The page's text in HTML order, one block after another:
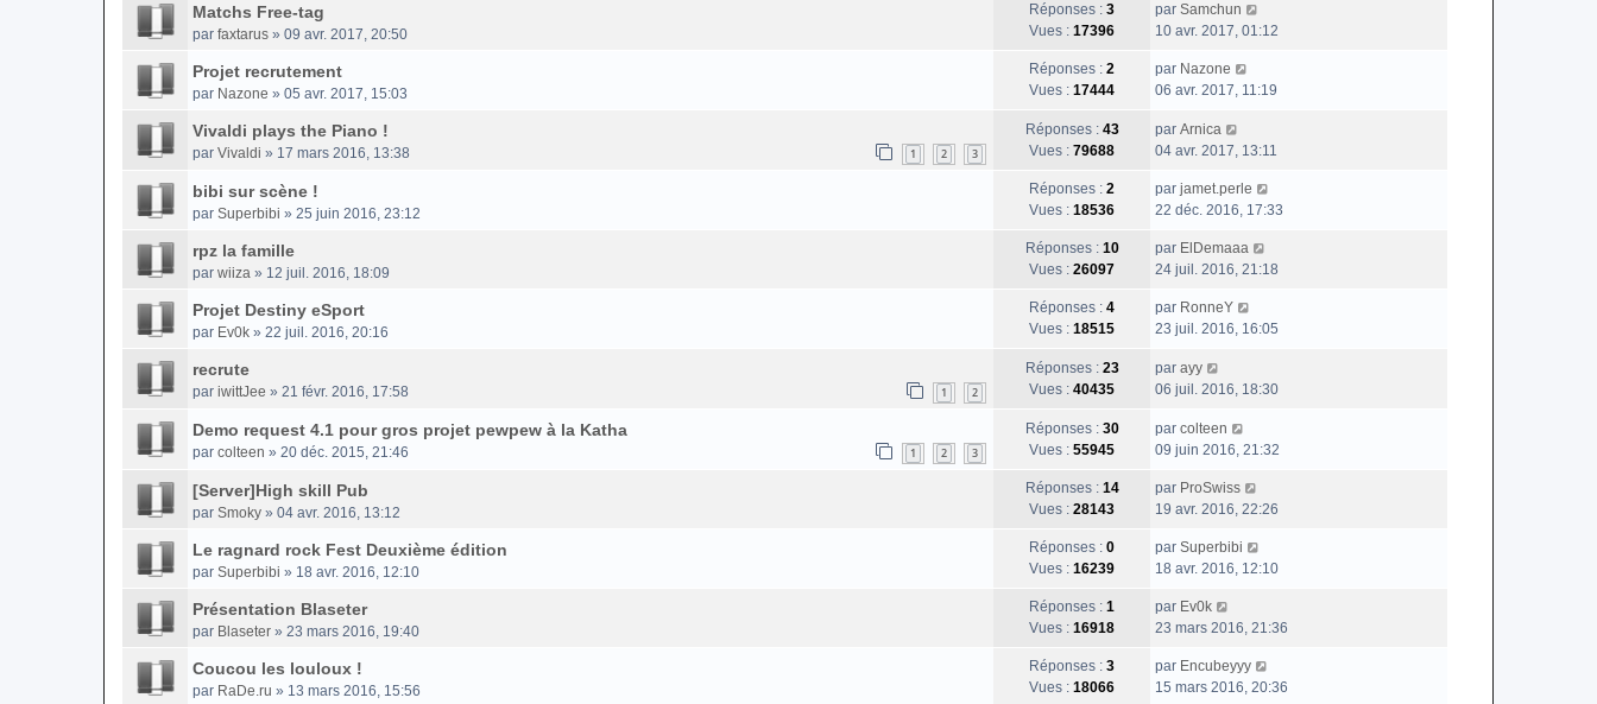
Matchs Free-tag
par faxtarus » 09 avr. 2017, 20:50
Réponses : 3
Vues : 17396
par Samchun
10 avr. 2017, 01:12
Projet recrutement
par Nazone » 05 avr. 2017, 15:03
Réponses : 2
Vues : 17444
par Nazone
06 avr. 2017, 11:19
Vivaldi plays the Piano !
par Vivaldi » 17 mars 2016, 13:38 1 2 3
Réponses : 43
Vues : 79688
par Arnica
04 avr. 2017, 13:11
bibi sur scène !
par Superbibi » 25 juin 2016, 23:12
Réponses : 2
Vues : 18536
par jamet.perle
22 déc. 2016, 17:33
rpz la famille
par wiiza » 12 juil. 2016, 18:09
Réponses : 10
Vues : 26097
par ElDemaaa
24 juil. 2016, 21:18
Projet Destiny eSport
par Ev0k » 22 juil. 2016, 20:16
Réponses : 4
Vues : 18515
par RonneY
23 juil. 2016, 16:05
recrute
par iwittJee » 21 févr. 2016, 17:58 1 2
Réponses : 23
Vues : 40435
par ayy
06 juil. 2016, 18:30
Demo request 4.1 pour gros projet pewpew à la Katha
par colteen » 20 déc. 2015, 21:46 1 2 3
Réponses : 30
Vues : 55945
par colteen
09 juin 2016, 21:32
[Server]High skill Pub
par Smoky » 04 avr. 2016, 13:12
Réponses : 14
Vues : 28143
par ProSwiss
19 avr. 2016, 22:26
Le ragnard rock Fest Deuxième édition
par Superbibi » 18 avr. 2016, 12:10
Réponses : 0
Vues : 16239
par Superbibi
18 avr. 2016, 12:10
Présentation Blaseter
par Blaseter » 23 mars 2016, 19:40
Réponses : 1
Vues : 16918
par Ev0k
23 mars 2016, 21:36
Coucou les louloux !
par RaDe.ru » 13 mars 2016, 15:56
Réponses : 3
Vues : 18066
par Encubeyyy
15 mars 2016, 20:36